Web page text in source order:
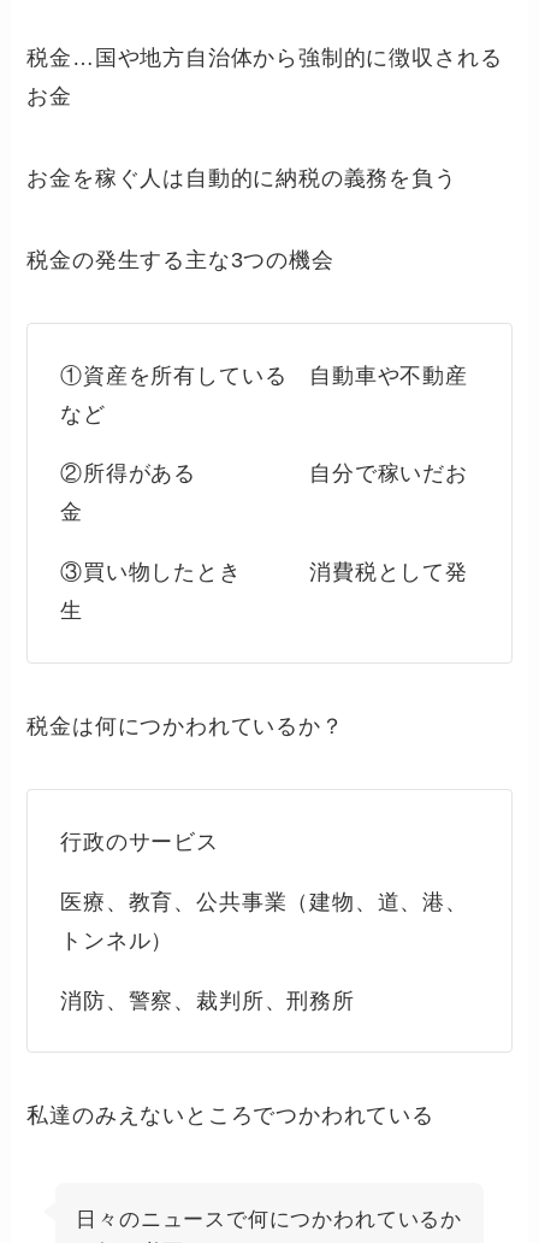
税金…国や地方自治体から強制的に徴収される
お金
お金を稼ぐ人は自動的に納税の義務を負う
税金の発生する主な3つの機会
①資産を所有している 自動車や不動産
など
②所得がある 自分で稼いだお
金
③買い物したとき 消費税として発
生
税金は何につかわれているか？
行政のサービス
医療、教育、公共事業（建物、道、港、
トンネル）
消防、警察、裁判所、刑務所
私達のみえないところでつかわれている
日々のニュースで何につかわれているか